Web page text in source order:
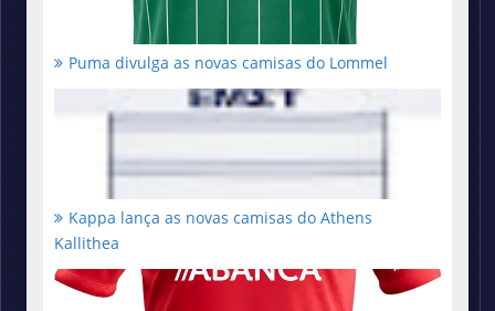
Puma divulga as novas camisas do Lommel
Kappa lança as novas camisas do Athens
Kallithea